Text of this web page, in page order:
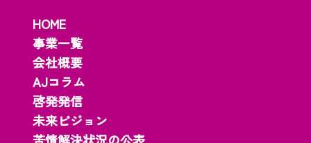
HOME
事業一覧
会社概要
AJコラム
啓発発信
未来ビジョン